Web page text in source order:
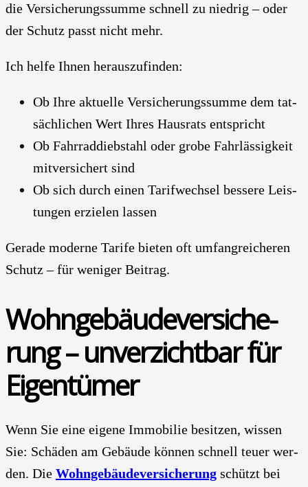
die Ver­si­che­rungs­sum­me schnell zu nied­rig – oder
der Schutz passt nicht mehr.
Ich hel­fe Ihnen her­aus­zu­fin­den:
Ob Ihre aktu­el­le Ver­si­che­rungs­sum­me dem tat­
säch­li­chen Wert Ihres Haus­rats ent­spricht
Ob Fahr­rad­dieb­stahl oder gro­be Fahr­läs­sig­keit
mit­ver­si­chert sind
Ob sich durch einen Tarif­wech­sel bes­se­re Leis­
tun­gen erzie­len las­sen
Gera­de moder­ne Tari­fe bie­ten oft umfang­rei­che­ren
Schutz – für weni­ger Bei­trag.
Wohn­ge­bäu­de­ver­si­che­
rung – unver­zicht­bar für
Eigen­tü­mer
Wenn Sie eine eige­ne Immo­bi­lie besit­zen, wis­sen
Sie: Schä­den am Gebäu­de kön­nen schnell teu­er wer­
den. Die Wohn­ge­bäu­de­ver­si­che­rung schützt bei